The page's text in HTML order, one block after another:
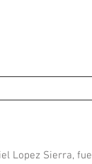
Lopez Sierra, fue